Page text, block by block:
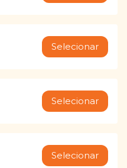
Selecionar
Selecionar
Selecionar